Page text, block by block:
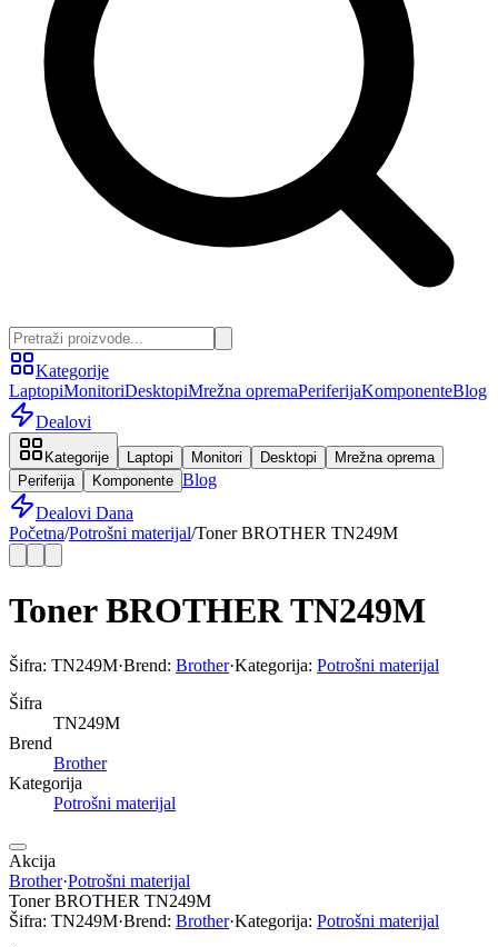
Kategorije
LaptopiMonitoriDesktopiMrežna opremaPeriferijaKomponenteBlog
Dealovi
Kategorije Laptopi Monitori Desktopi
Mrežna oprema
Periferija
Komponente Blog
Dealovi Dana
Početna/Potrošni materijal/Toner BROTHER TN249M
Toner BROTHER TN249M
Šifra: TN249M·Brend: Brother·Kategorija: Potrošni materijal
Šifra
TN249M
Brend
Brother
Kategorija
Potrošni materijal
Akcija
Brother·Potrošni materijal
Toner BROTHER TN249M
Šifra: TN249M·Brend: Brother·Kategorija: Potrošni materijal